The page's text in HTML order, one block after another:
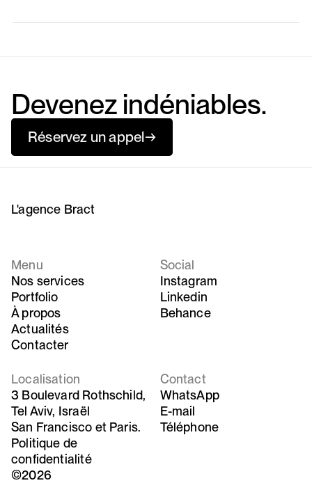
Devenez indéniables.
Réservez un appel→
L'agence Bract
Menu
Nos services
Portfolio
À propos
Actualités
Contacter
Social
Instagram
Linkedin
Behance
Localisation
3 Boulevard Rothschild,
Tel Aviv, Israël
San Francisco et Paris.
Contact
WhatsApp
E-mail
Téléphone
Politique de
confidentialité
©2026